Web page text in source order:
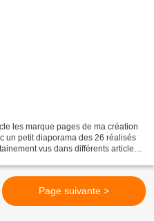
les marque pages de ma création
un petit diaporama des 26 réalisés
vus dans différents articles
Page suivante >